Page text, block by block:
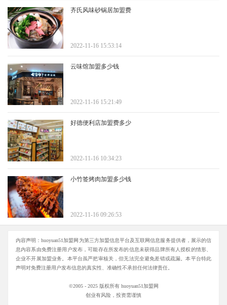
齐氏风味砂锅居加盟费
2022-11-16 15:53:14
云味馆加盟多少钱
2022-11-16 15:21:49
好德便利店加盟费多少
2022-11-16 10:34:23
小竹签烤肉加盟多少钱
2022-11-16 09:26:53
内容声明：huoyuan51加盟网为第三方加盟信息平台及互联网信息服务提供者，展示的信
息内容系由免费注册用户发布，可能存在所发布的信息未获得品牌所有人授权的情形、
企业不开展加盟业务。本平台虽严把审核关，但无法完全避免差错或疏漏。本平台特此
声明对免费注册用户发布信息的真实性、准确性不承担任何法律责任。
©2005 - 2025 版权所有 huoyuan51加盟网
创业有风险，投资需谨慎